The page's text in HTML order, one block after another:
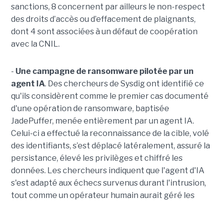
sanctions, 8 concernent par ailleurs le non-respect
des droits d’accès ou d’effacement de plaignants,
dont 4 sont associées à un défaut de coopération
avec la CNIL.
- Une campagne de ransomware pilotée par un
agent IA. Des chercheurs de Sysdig ont identifié ce
qu'ils considèrent comme le premier cas documenté
d'une opération de ransomware, baptisée
JadePuffer, menée entièrement par un agent IA.
Celui-ci a effectué la reconnaissance de la cible, volé
des identifiants, s’est déplacé latéralement, assuré la
persistance, élevé les privilèges et chiffré les
données. Les chercheurs indiquent que l'agent d'IA
s'est adapté aux échecs survenus durant l'intrusion,
tout comme un opérateur humain aurait géré les